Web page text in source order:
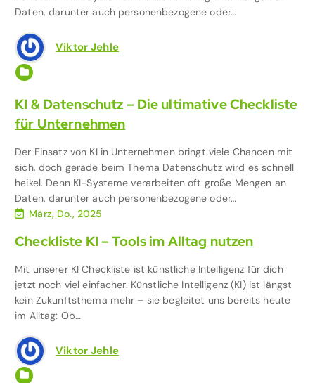
Daten, darunter auch personenbezogene oder…
Viktor Jehle
KI & Datenschutz – Die ultimative Checkliste
für Unternehmen
Der Einsatz von KI in Unternehmen bringt viele Chancen mit
sich, doch gerade beim Thema Datenschutz wird es schnell
heikel. Denn KI-Systeme verarbeiten oft große Mengen an
Daten, darunter auch personenbezogene oder…
März, Do., 2025
Checkliste KI – Tools im Alltag nutzen
Mit unserer KI Checkliste ist künstliche Intelligenz für dich
jetzt noch viel einfacher. Künstliche Intelligenz (KI) ist längst
kein Zukunftsthema mehr – sie begleitet uns bereits heute
im Alltag: Ob…
Viktor Jehle